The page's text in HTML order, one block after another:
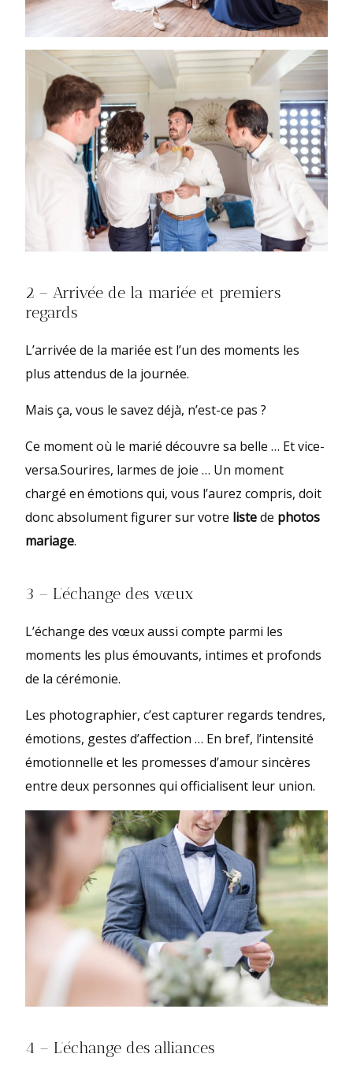
2 – Arrivée de la mariée et premiers
regards
L’arrivée de la mariée est l’un des moments les
plus attendus de la journée.
Mais ça, vous le savez déjà, n’est-ce pas ?
Ce moment où le marié découvre sa belle … Et vice-
versa.Sourires, larmes de joie … Un moment
chargé en émotions qui, vous l’aurez compris, doit
donc absolument figurer sur votre listede photos
mariage.
3 – L’échange des vœux
L’échange des vœux aussi compte parmi les
moments les plus émouvants, intimes et profonds
de la cérémonie.
Les photographier, c’est capturer regards tendres,
émotions, gestes d’affection … En bref, l’intensité
émotionnelle et les promesses d’amour sincères
entre deux personnes qui officialisent leur union.
4 – L’échange des alliances